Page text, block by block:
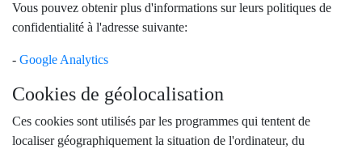
Vous pouvez obtenir plus d'informations sur leurs politiques de
confidentialité à l'adresse suivante:
- Google Analytics
Cookies de géolocalisation
Ces cookies sont utilisés par les programmes qui tentent de
localiser géographiquement la situation de l'ordinateur, du